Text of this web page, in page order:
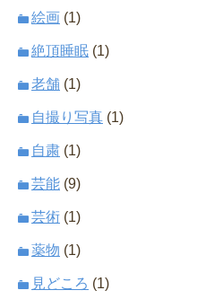
絵画 (1)
絶頂睡眠 (1)
老舗 (1)
自撮り写真 (1)
自粛 (1)
芸能 (9)
芸術 (1)
薬物 (1)
見どころ (1)